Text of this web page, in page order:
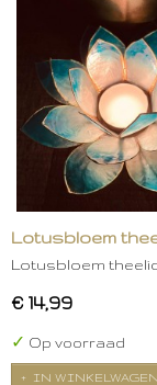
Lotusbloem
Lotusbloem
€ 14,99
✓ Op voorraad
IN WINKELWAGEN